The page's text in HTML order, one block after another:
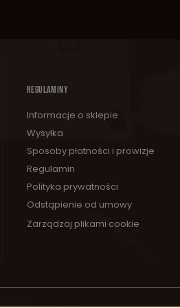
REGULAMINY
Informacje o sklepie
Wysyłka
Sposoby płatności i prowizje
Regulamin
Polityka prywatności
Odstąpienie od umowy
Zarządzaj plikami cookie